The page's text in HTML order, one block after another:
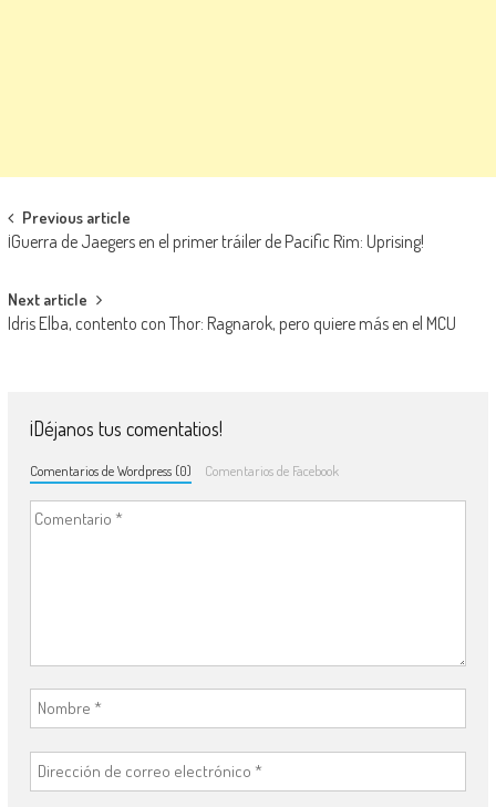
Navegación de entradas
Previous article
¡Guerra de Jaegers en el primer tráiler de Pacific Rim: Uprising!
Next article
Idris Elba, contento con Thor: Ragnarok, pero quiere más en el MCU
¡Déjanos tus comentatios!
Comentarios de Wordpress (0) Comentarios de Facebook